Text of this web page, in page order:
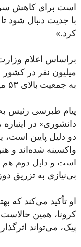
است برای کاهش
با جدیت دنبال شود
کرد.»
میلیون نفر در کشور
به جمعیت بالای ۵۳ میلیون نفر، آمار بالایی نیست.
پیام طبرسی رئیس
دانشوری» در
دو دلیل پایین است،
واکسینه شده‌اند و
است و دلیل دوم
بی‌نیازی به تزریق
او تأکید می‌کند که
کرونا، همین
پیک، می‌تواند